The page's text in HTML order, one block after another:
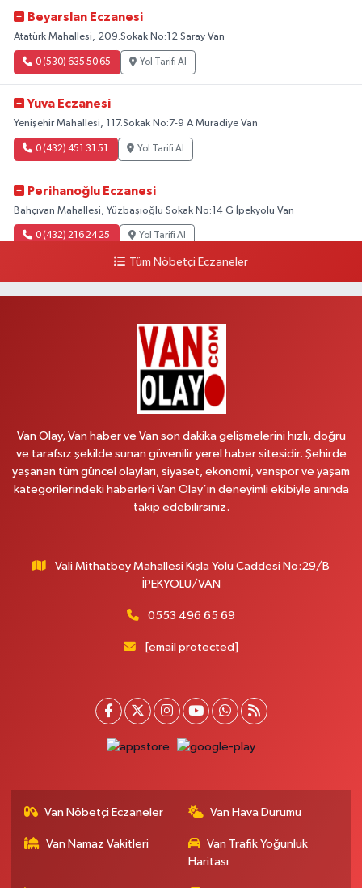
Beyarslan Eczanesi
Atatürk Mahallesi, 209.Sokak No:12 Saray Van
0 (530) 635 50 65 Yol Tarifi Al
Yuva Eczanesi
Yenişehir Mahallesi, 117.Sokak No:7-9 A Muradiye Van
0 (432) 451 31 51 Yol Tarifi Al
Perihanoğlu Eczanesi
Bahçıvan Mahallesi, Yüzbaşıoğlu Sokak No:14 G İpekyolu Van
0 (432) 216 24 25 Yol Tarifi Al
Recep Tayyip Erdoğan Mahallesi, Azerbaycan Caddesi No:104 B
Yol Tarifi Al
Beyazıt Mahallesi, Zeylan Caddesi No:1 Erciş Van
Afşar Eczanesi
Kazım Karabekir Caddesi No:156 B İpekyolu Van
Yol Tarifi Al
Akpınar Mahallesi, Milli Egemenlik Caddesi No:7 A Gürpınar Van
Ferhat Eczanesi
Urartu Sokak, Eski İstanbul Hastanesi karşısı No:4 C İpekyolu Van
Kardelen Eczanesi
Tüm Nöbetçi Eczaneler
Van Olay, Van haber ve Van son dakika gelişmelerini hızlı, doğru
ve tarafsız şekilde sunan güvenilir yerel haber sitesidir. Şehirde
yaşanan tüm güncel olayları, siyaset, ekonomi, vanspor ve yaşam
kategorilerindeki haberleri Van Olay’ın deneyimli ekibiyle anında
takip edebilirsiniz.
Vali Mithatbey Mahallesi Kışla Yolu Caddesi No:29/B
İPEKYOLU/VAN
0553 496 65 69
[email protected]
Van Nöbetçi Eczaneler Van Hava Durumu
Van Namaz Vakitleri
Van Trafik Yoğunluk
Haritası